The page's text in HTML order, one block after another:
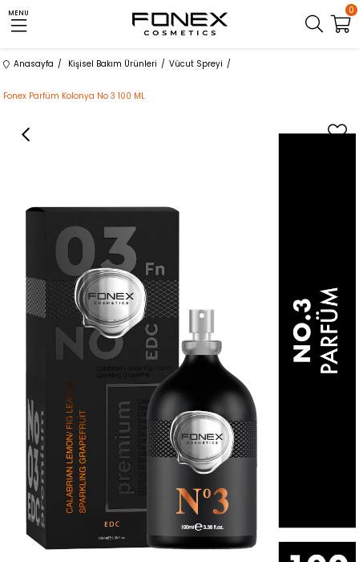
MENU 0
Anasayfa Kişisel Bakım Ürünleri Vücut Spreyi
Fonex Parfüm Kolonya No 3 100 ML